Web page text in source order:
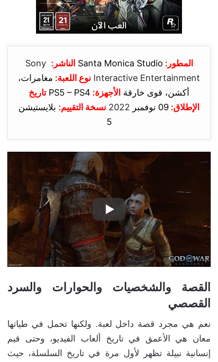
المطور: Santa Monica Studio الناشر: Sony
Interactive Entertainment نوع اللعبة: مغامرات،
أكشن، قوى خارقة الأجهزة: PS5 – PS4 تاريخ
الإطلاق: 09 نوفمبر نسخة التقييم: بلايستيشن
5
القصة والشخصيات والحوارات والسرد
القصصي
نعم هي مجرد قصة داخل لعبة. ولكنها تحمل في طياتها
معان هي الأعمق في تاريخ ألعاب الفيديو، وحتى قيم
إنسانية نبيلة تظهر لأول مرة في تاريخ السلسلة، حيث